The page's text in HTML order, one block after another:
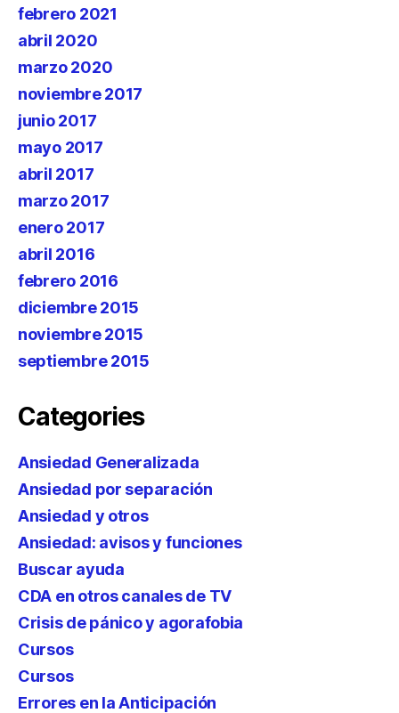
febrero 2021
abril 2020
marzo 2020
noviembre 2017
junio 2017
mayo 2017
abril 2017
marzo 2017
enero 2017
abril 2016
febrero 2016
diciembre 2015
noviembre 2015
septiembre 2015
Categories
Ansiedad Generalizada
Ansiedad por separación
Ansiedad y otros
Ansiedad: avisos y funciones
Buscar ayuda
CDA en otros canales de TV
Crisis de pánico y agorafobia
Cursos
Cursos
Errores en la Anticipación